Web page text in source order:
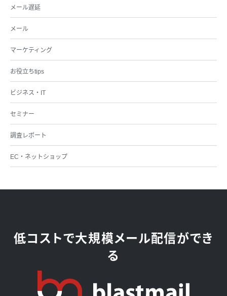
メール遅延
メール
マーケティング
お役立ちtips
ビジネス・IT
セミナー
調査レポート
EC・ネットショップ
低コストで大規模メール配信ができ
る